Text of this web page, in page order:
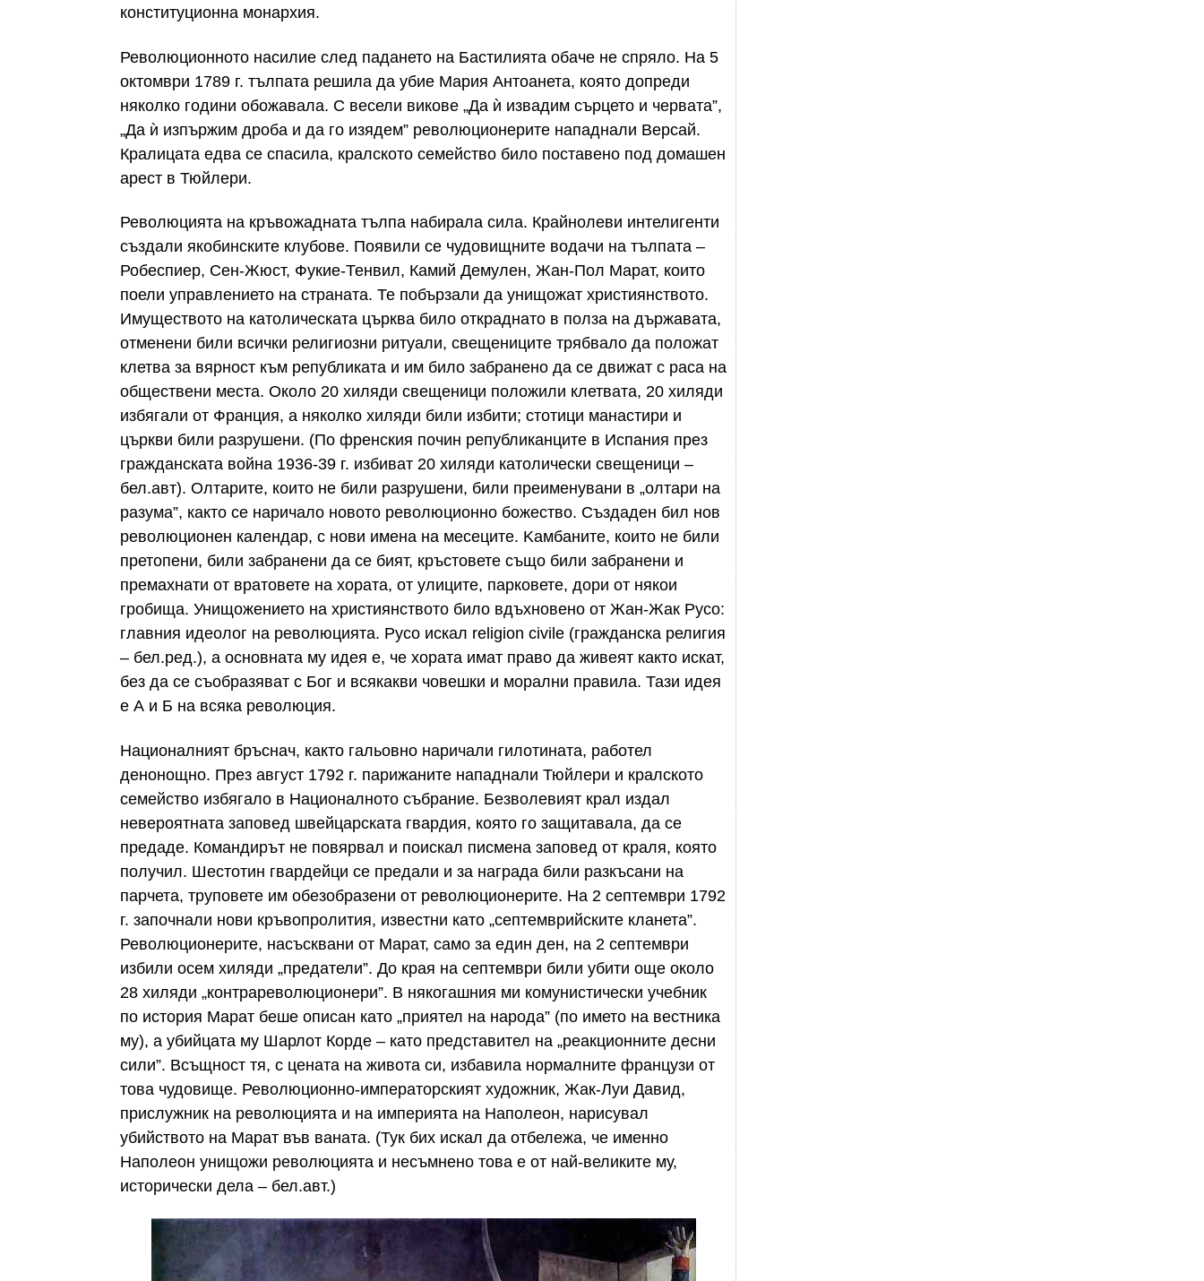
конституционна монархия.
Революционното насилие след падането на Бастилията обаче не спряло. На 5
октомври 1789 г. тълпата решила да убие Мария Антоанета, която допреди
няколко години обожавала. С весели викове „Да ѝ извадим сърцето и червата”,
„Да ѝ изпържим дроба и да го изядем” революционерите нападнали Версай.
Кралицата едва се спасила, кралското семейство било поставено под домашен
арест в Тюйлери.
Революцията на кръвожадната тълпа набирала сила. Крайнолеви интелигенти
създали якобинските клубове. Появили се чудовищните водачи на тълпата –
Робеспиер, Сен-Жюст, Фукие-Тенвил, Камий Демулен, Жан-Пол Марат, които
поели управлението на страната. Те побързали да унищожат християнството.
Имуществото на католическата църква било откраднато в полза на държавата,
отменени били всички религиозни ритуали, свещениците трябвало да положат
клетва за вярност към републиката и им било забранено да се движат с раса на
обществени места. Около 20 хиляди свещеници положили клетвата, 20 хиляди
избягали от Франция, а няколко хиляди били избити; стотици манастири и
църкви били разрушени. (По френския почин републиканците в Испания през
гражданската война 1936-39 г. избиват 20 хиляди католически свещеници –
бел.авт). Олтарите, които не били разрушени, били преименувани в „олтари на
разума”, както се наричало новото революционно божество. Създаден бил нов
революционен календар, с нови имена на месеците. Kамбаните, които не били
претопени, били забранени да се бият, кръстовете също били забранени и
премахнати от вратовете на хората, от улиците, парковете, дори от някои
гробища. Унищожението на християнството било вдъхновено от Жан-Жак Русо:
главния идеолог на революцията. Русо искал religion civile (гражданска религия
– бел.ред.), а основната му идея е, че хората имат право да живеят както искат,
без да се съобразяват с Бог и всякакви човешки и морални правила. Тази идея
е А и Б на всяка революция.
Националният бръснач, както гальовно наричали гилотината, работел
денонощно. През август 1792 г. парижаните нападнали Тюйлери и кралското
семейство избягало в Националното събрание. Безволевият крал издал
невероятната заповед швейцарската гвардия, която го защитавала, да се
предаде. Командирът не повярвал и поискал писмена заповед от краля, която
получил. Шестотин гвардейци се предали и за награда били разкъсани на
парчета, труповете им обезобразени от революционерите. На 2 септември 1792
г. започнали нови кръвопролития, известни като „септемврийските кланета”.
Революционерите, насъсквани от Марат, само за един ден, на 2 септември
избили осем хиляди „предатели”. До края на септември били убити още около
28 хиляди „контрареволюционери”. В някогашния ми комунистически учебник
по история Марат беше описан като „приятел на народа” (по името на вестника
му), а убийцата му Шарлот Корде – като представител на „реакционните десни
сили”. Всъщност тя, с цената на живота си, избавила нормалните французи от
това чудовище. Революционно-императорският художник, Жак-Луи Давид,
прислужник на революцията и на империята на Наполеон, нарисувал
убийството на Марат във ваната. (Тук бих искал да отбележа, че именно
Наполеон унищожи революцията и несъмнено това е от най-великите му,
исторически дела – бел.авт.)